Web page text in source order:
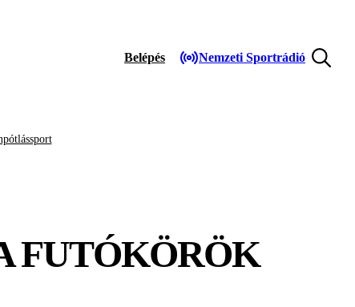
Belépés Nemzeti Sportrádió
FUTÓKÖRÖK